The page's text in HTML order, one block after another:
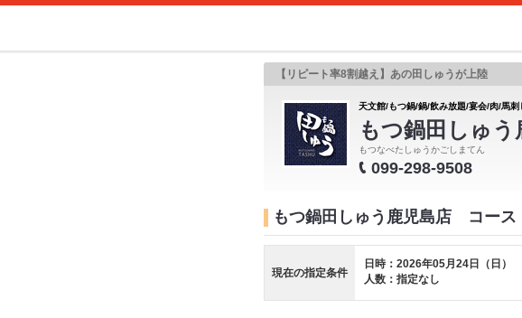
【リピート率8割越え】あの田しゅうが上陸
天文館/もつ鍋/鍋/飲み放題/宴会/肉/馬
もつ鍋田しゅう
もつなべたしゅうかごしまてん
099-298-9508
もつ鍋田しゅう鹿児島店 コース
現在の指定条件
日時：2026年05月24日（日）
人数：指定なし